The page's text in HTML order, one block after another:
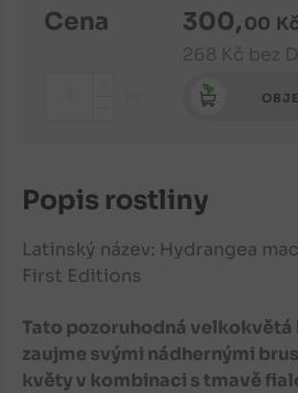
Cena 300,00 Kč
268 Kč bez
Popis rostliny
Latinský název: Hydrangea
First Editions
Tato pozoruhodná velkokvětá
zaujme svými nádhernými
květy v kombinaci s tmavě